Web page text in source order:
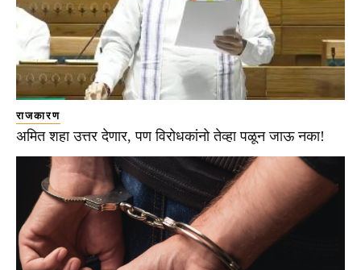
राजकारण
अमित शहा उत्तर देणार, पण विरोधकांनो तेव्हा पळून जाऊ नका!